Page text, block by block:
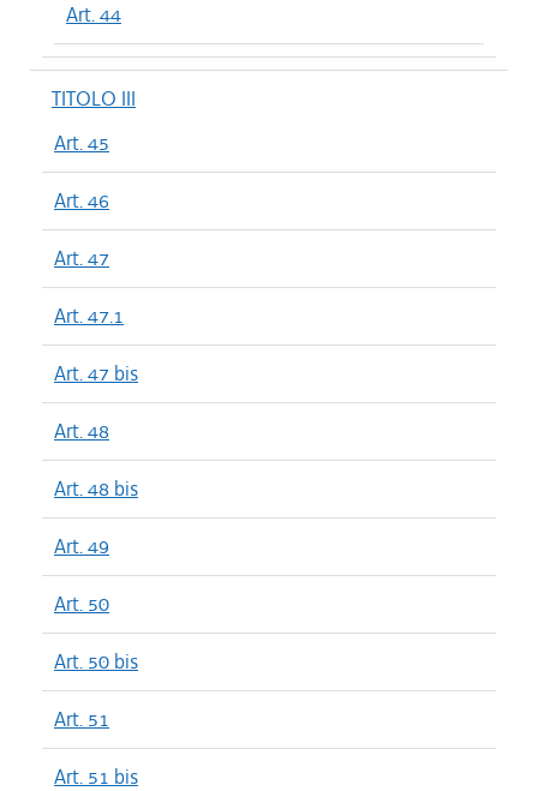
Art. 44
TITOLO III
Art. 45
Art. 46
Art. 47
Art. 47.1
Art. 47 bis
Art. 48
Art. 48 bis
Art. 49
Art. 50
Art. 50 bis
Art. 51
Art. 51 bis